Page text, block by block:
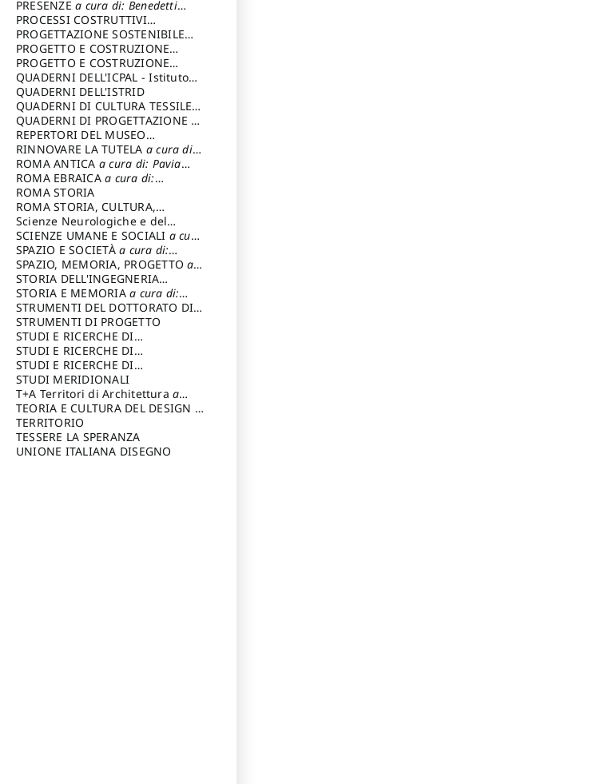
Repubblica
PRESENZEa cura di: Benedetti
Sandro
PROCESSI COSTRUTTIVI
DELL'ARCHITETTURAa cura di:
Ippoliti Alessandro
PROGETTAZIONE SOSTENIBILE
PARTECIPATA
PROGETTO E COSTRUZIONE
DELL’ARCHITETTURA
PROGETTO E COSTRUZIONE
SOSTENIBILE
QUADERNI DELL'ICPAL - Istituto
centrale per il restauro e la
conservazione del patrimonio
archivistico e librario
QUADERNI DELL'ISTRID
QUADERNI DI CULTURA TESSILEa
cura di: Crispolti Livia
QUADERNI DI PROGETTAZIONE a
cura di: Giura Longo Tommaso
REPERTORI DEL MUSEO
CENTRALE DEL RISORGIMENTOa
cura di: Pizzo Marco
RINNOVARE LA TUTELA a cura di:
Cicalò Enrico
ROMA ANTICA a cura di: Pavia
Carlo
ROMA EBRAICAa cura di:
Procaccia Claudio
ROMA STORIA
ROMA STORIA, CULTURA,
IMMAGINEa cura di: Fagiolo
Marcello
Scienze Neurologiche e del
Comportamento
SCIENZE UMANE E SOCIALI a cura
di: Iannizzi Salvatore
SPAZIO E SOCIETÀa cura di:
Cassetti Roberto
SPAZIO, MEMORIA, PROGETTOa
cura di: Rossi Massimo
STORIA DELL'INGEGNERIA
STRUTTURALE IN ITALIAa cura di:
Poretti Sergio
STORIA E MEMORIAa cura di:
Rossi Lauro
STRUMENTI DEL DOTTORATO DI
RICERCA IN RILIEVO E
RAPPRESENTAZIONE
DELL’ARCHITETTURA E
DELL’AMBIENTEa cura di: Migliari
Riccardo
STRUMENTI DI PROGETTO
STUDI E RICERCHE DI
ARCHEOLOGIA IN SICILIA
di: Pelagatti Paola
STUDI E RICERCHE DI
ARCHITETTURA del Dipartimento
di Architettura Università degli
Studi G. d' Annunzio
STUDI E RICERCHE DI
ARCHITETTURA del Dipartimento
di Architettura Università degli
Studi G. d' Annunzio, Chieti-
Pescaraa cura di: Fusero Paolo
STUDI MERIDIONALI
T+A Territori di Architetturaa
cura di: Ramazzotti Luigi
TEORIA E CULTURA DEL DESIGN a
cura di: Furlanis Giuseppe
TERRITORIO
TESSERE LA SPERANZA
UNIONE ITALIANA DISEGNO